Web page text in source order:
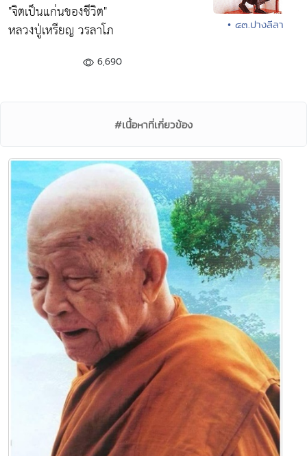
"จิตเป็นแก่นของชีวิต"
หลวงปู่เหรียญ วรลาโภ
6,690
• ๔๓.ปางลีลา
#เนื้อหาที่เกี่ยวข้อง